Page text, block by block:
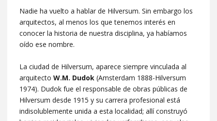
Nadie ha vuelto a hablar de Hilversum. Sin embargo los
arquitectos, al menos los que tenemos interés en
conocer la historia de nuestra disciplina, ya habíamos
oído ese nombre.
La ciudad de Hilversum, aparece siempre vinculada al
arquitecto W.M. Dudok (Amsterdam 1888-Hilversum
1974). Dudok fue el responsable de obras públicas de
Hilversum desde 1915 y su carrera profesional está
indisolublemente unida a esta localidad; allí construyó